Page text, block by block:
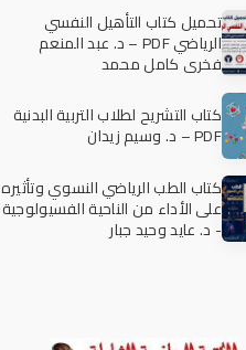
تحميل كتاب التأهيل النفسي
الرياضي PDF – د. عبد المنعم
فخري كامل محمد
كتاب التشريح لطلاب التربية البدنية
PDF – د. وسيم زيدان
كتاب الطب الرياضي النسوي وتأثيره
على الأداء من الناحية الفسيولوجية
- د. عايد وحيد جبار